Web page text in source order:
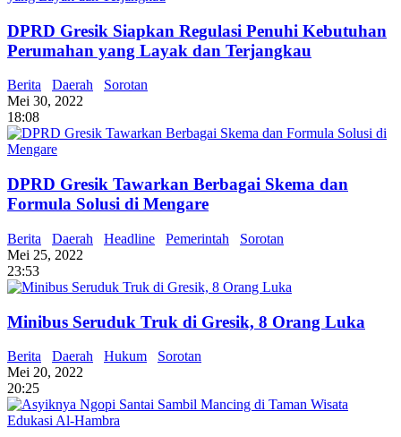
DPRD Gresik Siapkan Regulasi Penuhi Kebutuhan
Perumahan yang Layak dan Terjangkau
Berita Daerah
Sorotan
Mei 30, 2022
18:08
DPRD Gresik Tawarkan Berbagai Skema dan
Formula Solusi di Mengare
Berita Daerah Headline Pemerintah
Sorotan
Mei 25, 2022
23:53
Minibus Seruduk Truk di Gresik, 8 Orang Luka
Berita Daerah Hukum
Sorotan
Mei 20, 2022
20:25